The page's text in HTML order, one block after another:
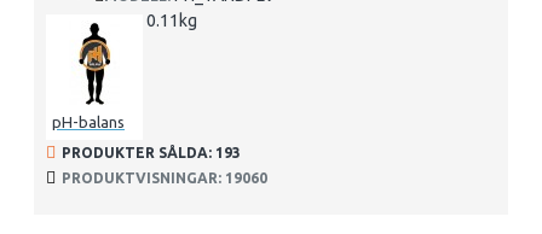
0.11kg
pH-balans
PRODUKTER SÅLDA: 193
PRODUKTVISNINGAR: 19060